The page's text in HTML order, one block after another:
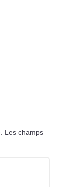
Les champs